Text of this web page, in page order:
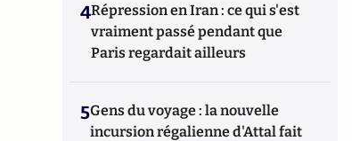
4Répression en Iran : ce qui s'est
vraiment passé pendant que
Paris regardait ailleurs
5Gens du voyage : la nouvelle
incursion régalienne d'Attal fait